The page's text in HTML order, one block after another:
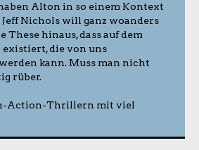
Alton in so einem Kontext
Nichols will ganz woanders
hinaus, dass auf dem
die von uns
kann. Muss man nicht
rüber.
Action-Thrillern mit viel